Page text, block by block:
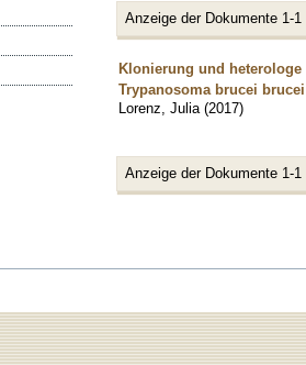
Anzeige der Dokumente 1-1
Klonierung und heterologe
Trypanosoma brucei brucei
Lorenz, Julia (2017)
Anzeige der Dokumente 1-1